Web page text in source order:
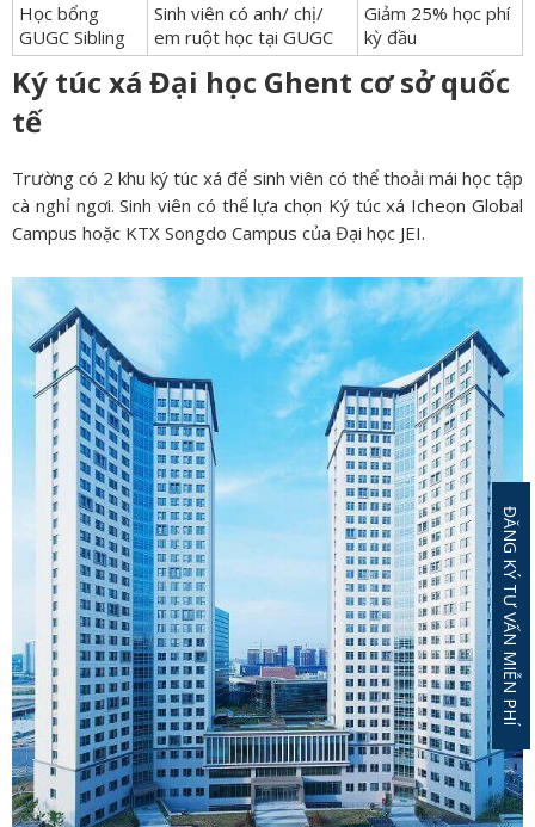
Học bổng
GUGC Sibling
Sinh viên có anh/ chị/
em ruột học tại GUGC
Giảm 25% học phí
kỳ đầu
Ký túc xá Đại học Ghent cơ sở quốc
tế
Trường có 2 khu ký túc xá để sinh viên có thể thoải mái học tập
cà nghỉ ngơi. Sinh viên có thể lựa chọn Ký túc xá Icheon Global
Campus hoặc KTX Songdo Campus của Đại học JEI.
ĐĂNG KÝ TƯ VẤN MIỄN PHÍ